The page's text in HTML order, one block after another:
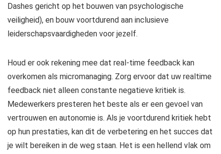
Dashes gericht op het bouwen van psychologische
veiligheid), en bouw voortdurend aan inclusieve
leiderschapsvaardigheden voor jezelf.
Houd er ook rekening mee dat real-time feedback kan
overkomen als micromanaging. Zorg ervoor dat uw realtime
feedback niet alleen constante negatieve kritiek is.
Medewerkers presteren het beste als er een gevoel van
vertrouwen en autonomie is. Als je voortdurend kritiek hebt
op hun prestaties, kan dit de verbetering en het succes dat
je wilt bereiken in de weg staan. Het is een hellend vlak om